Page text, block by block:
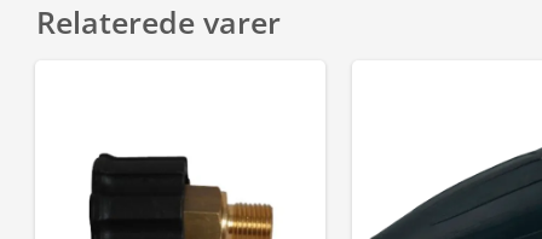
Relaterede varer